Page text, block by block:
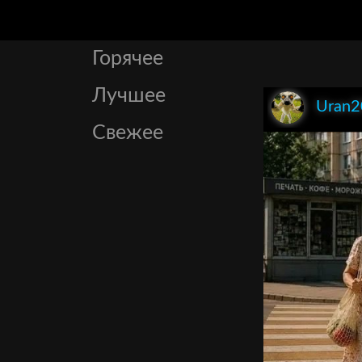
Горячее
Лучшее
Свежее